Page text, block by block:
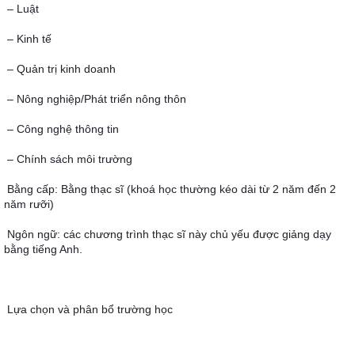
– Luật
– Kinh tế
– Quản trị kinh doanh
– Nông nghiệp/Phát triển nông thôn
– Công nghệ thông tin
– Chính sách môi trường
Bằng cấp: Bằng thạc sĩ (khoá học thường kéo dài từ 2 năm đến 2
năm rưỡi)
Ngôn ngữ: các chương trình thạc sĩ này chủ yếu được giảng dạy
bằng tiếng Anh.
Lựa chọn và phân bổ trường học